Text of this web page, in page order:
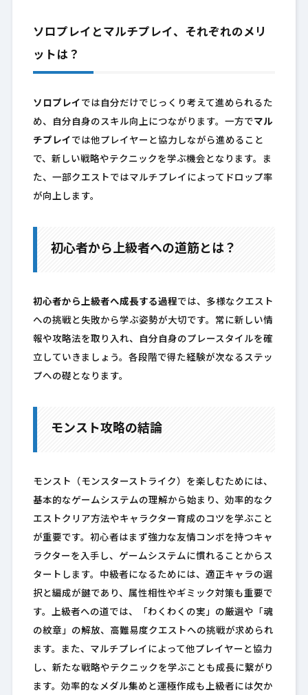
ソロプレイとマルチプレイ、それぞれのメリ
ットは？
ソロプレイ では自分だけでじっくり考えて進められるた
め、自分自身のスキル向上につながります。一方でマル
チプレイ では他プレイヤーと協力しながら進めること
で、新しい戦略やテクニックを学ぶ機会となります。ま
た、一部クエストではマルチプレイによってドロップ率
が向上します。
初心者から上級者への道筋とは？
初心者から上級者へ成長する過程では、多様なクエスト
への挑戦と失敗から学ぶ姿勢が大切です。常に新しい情
報や攻略法を取り入れ、自分自身のプレースタイルを確
立していきましょう。各段階で得た経験が次なるステッ
プへの礎となります。
モンスト攻略の結論
モンスト（モンスターストライク）を楽しむためには、
基本的なゲームシステムの理解から始まり、効率的なク
エストクリア方法やキャラクター育成のコツを学ぶこと
が重要です。初心者はまず強力な友情コンボを持つキャ
ラクターを入手し、ゲームシステムに慣れることからス
タートします。中級者になるためには、適正キャラの選
択と編成が鍵であり、属性相性やギミック対策も重要で
す。上級者への道では、「わくわくの実」の厳選や「魂
の紋章」の解放、高難易度クエストへの挑戦が求められ
ます。また、マルチプレイによって他プレイヤーと協力
し、新たな戦略やテクニックを学ぶことも成長に繋がり
ます。効率的なメダル集めと運極作成も上級者には欠か